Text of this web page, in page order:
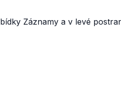
Záznamy a v levé